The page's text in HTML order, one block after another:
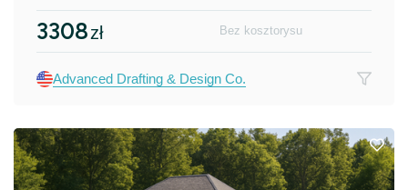
3308zł Bez kosztorysu
Advanced Drafting & Design Co.